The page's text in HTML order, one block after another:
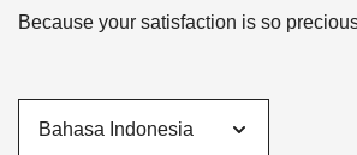
Because your satisfaction is so